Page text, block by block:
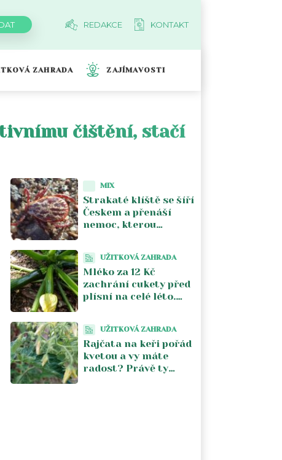
REDAKCE KONTAKT
ZAHRADA ZAJÍMAVOSTI
čištění, stačí
MIX
Strakaté klíště se šíří
Českem a přenáší
nemoc, kterou
na Moravě
UŽITKOVÁ ZAHRADA
Mléko za 12 Kč
zachrání cukety před
plísní na celé léto.
zdvojnásobí
UŽITKOVÁ ZAHRADA
Rajčata na keři pořád
kvetou a vy máte
radost? Právě ty